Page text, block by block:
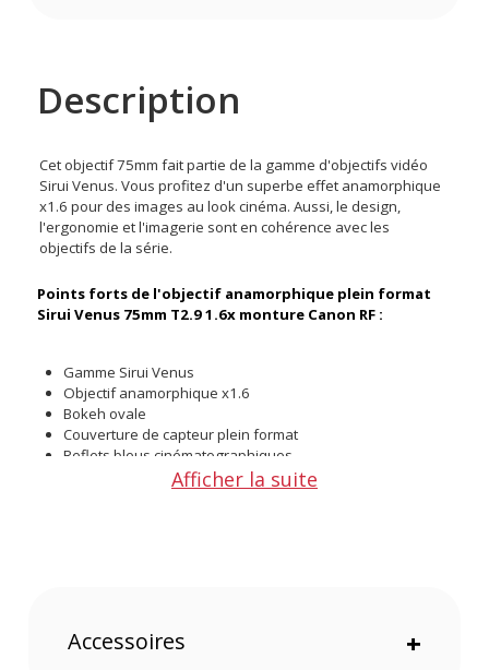
Description
Cet objectif 75mm fait partie de la gamme d'objectifs vidéo
Sirui Venus. Vous profitez d'un superbe effet anamorphique
x1.6 pour des images au look cinéma. Aussi, le design,
l'ergonomie et l'imagerie sont en cohérence avec les
objectifs de la série.
Points forts de l'objectif anamorphique plein format
Sirui Venus 75mm T2.9 1.6x monture Canon RF :
Gamme Sirui Venus
Objectif anamorphique x1.6
Bokeh ovale
Couverture de capteur plein format
Reflets bleus cinématographiques
Deux bagues crantéesAfficher la suite
Accessoires +